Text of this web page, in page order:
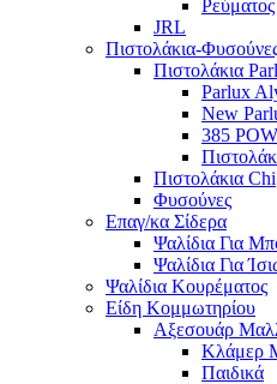
JRL
Πιστολάκια-
Πιστολάκια
Parlux
New
385
Πιστολάκια Chi
Φυσούνες
Επαγ/κα Σίδερα
Ψαλίδια Για
Ψαλίδια Για
Ψαλίδια Κουρέματος
Είδη Κομμωτηρίου
Αξεσουάρ
Κλάμερ
Παιδικά